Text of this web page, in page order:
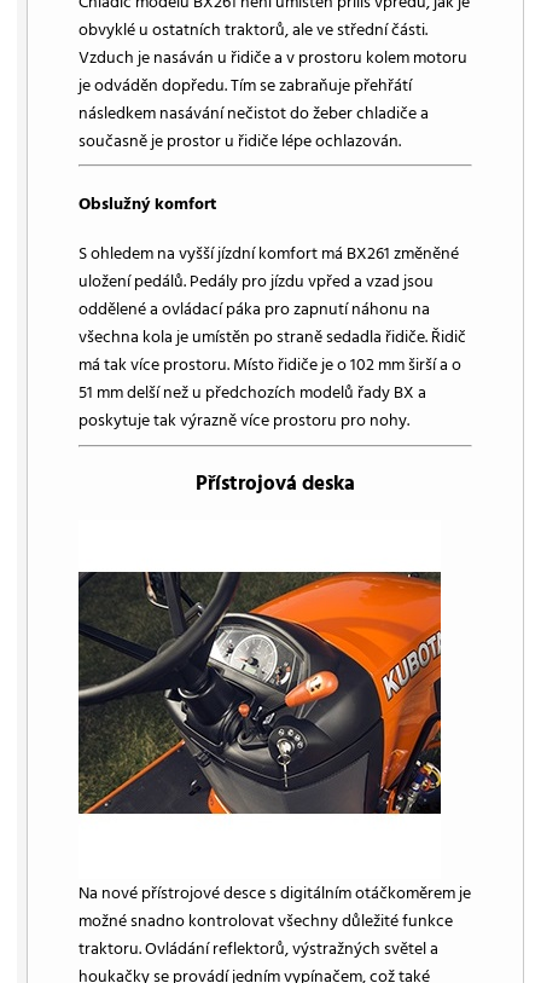
obvyklé u ostatních traktorů, ale ve střední části.
Vzduch je nasáván u řidiče a v prostoru kolem motoru
je odváděn dopředu. Tím se zabraňuje přehřátí
následkem nasávání nečistot do žeber chladiče a
současně je prostor u řidiče lépe ochlazován.
Obslužný komfort
S ohledem na vyšší jízdní komfort má BX261 změněné
uložení pedálů. Pedály pro jízdu vpřed a vzad jsou
oddělené a ovládací páka pro zapnutí náhonu na
všechna kola je umístěn po straně sedadla řidiče. Řidič
má tak více prostoru. Místo řidiče je o 102 mm širší a o
51 mm delší než u předchozích modelů řady BX a
poskytuje tak výrazně více prostoru pro nohy.
Přístrojová deska
Na nové přístrojové desce s digitálním otáčkoměrem je
možné snadno kontrolovat všechny důležité funkce
traktoru. Ovládání reflektorů, výstražných světel a
houkačky se provádí jedním vypínačem, což také